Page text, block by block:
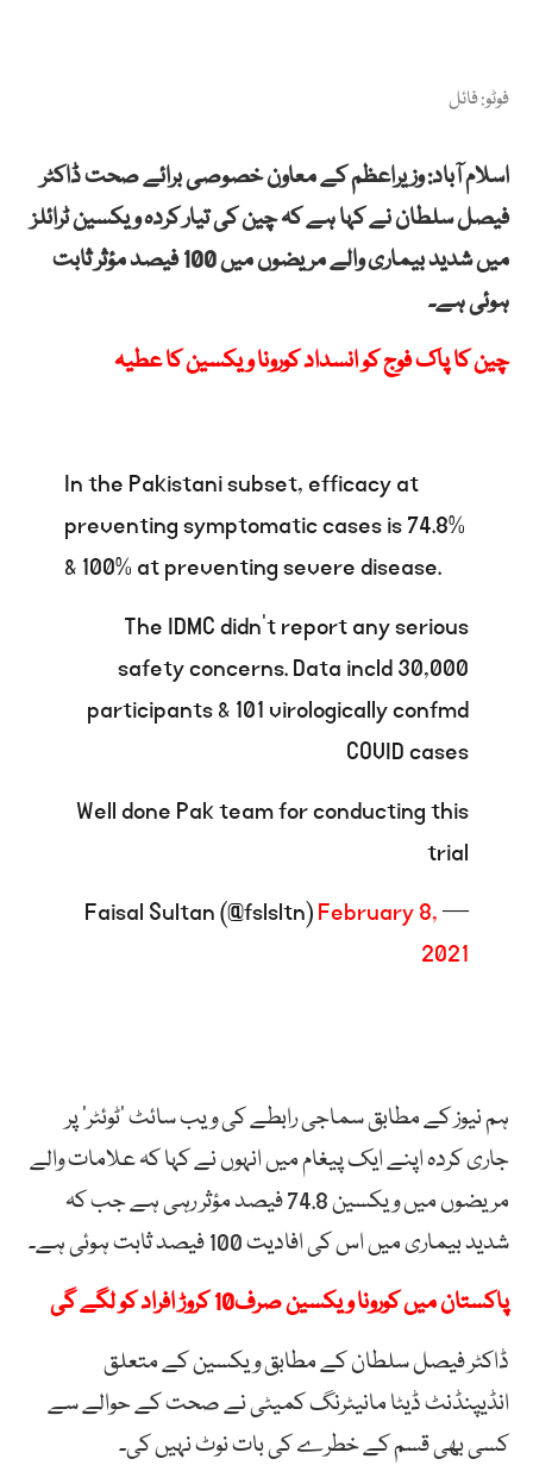
فوٹو: فائل
اسلام آباد: وزیراعظم کے معاون خصوصی برائے صحت ڈاکٹر
فیصل سلطان نے کہا ہے کہ چین کی تیار کردہ ویکسین ٹرائلز
میں شدید بیماری والے مریضوں میں 100 فیصد مؤثر ثابت
ہوئی ہے۔
چین کا پاک فوج کو انسداد کورونا ویکسین کا عطیہ
In the Pakistani subset, efficacy at
preventing symptomatic cases is 74.8%
& 100% at preventing severe disease.
The IDMC didn’t report any serious
safety concerns. Data incld 30,000
participants & 101 virologically confmd
COVID cases
Well done Pak team for conducting this
trial
— Faisal Sultan (@fslsltn)
February 8,
2021
ہم نیوز کے مطابق سماجی رابطے کی ویب سائٹ ’ٹوئٹر‘ پر
جاری کردہ اپنے ایک پیغام میں انہوں نے کہا کہ علامات والے
مریضوں میں ویکسین 74.8 فیصد مؤثر رہی ہے جب کہ
شدید بیماری میں اس کی افادیت 100 فیصد ثابت ہوئی ہے۔
پاکستان میں کورونا ویکسین صرف10 کروڑ افراد کو لگے گی
ڈاکٹر فیصل سلطان کے مطابق ویکسین کے متعلق
انڈیپنڈنٹ ڈیٹا مانیٹرنگ کمیٹی نے صحت کے حوالے سے
کسی بھی قسم کے خطرے کی بات نوٹ نہیں کی۔